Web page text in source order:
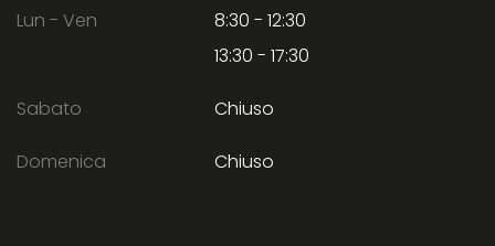
Lun - Ven
8:30 - 12:30
13:30 - 17:30
Sabato Chiuso
Domenica Chiuso